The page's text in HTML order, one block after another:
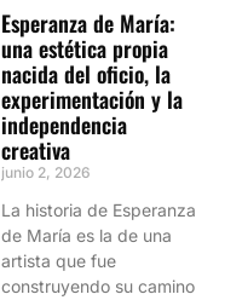
Esperanza de María:
una estética propia
nacida del oficio, la
experimentación y la
independencia
creativa
junio 2, 2026
La historia de Esperanza
de María es la de una
artista que fue
construyendo su camino